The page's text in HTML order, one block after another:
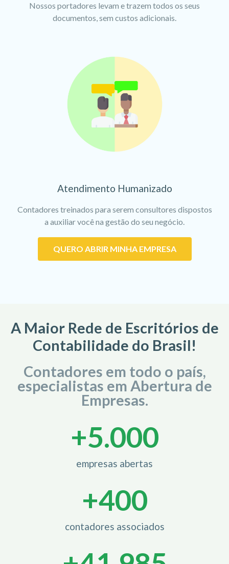
Nossos portadores levam e trazem todos os seus
documentos, sem custos adicionais.
Atendimento Humanizado
Contadores treinados para serem consultores dispostos
a auxiliar você na gestão do seu negócio.
QUERO ABRIR MINHA EMPRESA
A Maior Rede de Escritórios de
Contabilidade do Brasil!
Contadores em todo o país,
especialistas em Abertura de
Empresas.
empresas abertas
+5.000
contadores associados
+400